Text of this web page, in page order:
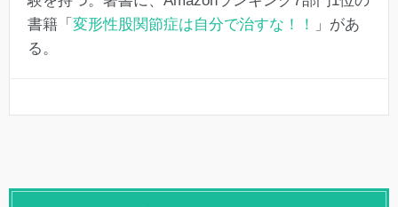
書籍「 変形性股関節症は自分で治すな！！
」があ
る。